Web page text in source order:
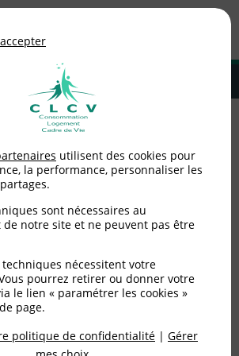
Adhérer à la CLCV
de jouissance
(mis à jour le15/06/2012)
utilisent des cookies pour
la performance, personnaliser les
sont nécessaires au
notre site et ne peuvent pas être
techniques nécessitent votre
pourrez retirer ou donner votre
le lien « paramétrer les cookies »
page.
politique de confidentialité | Gérer